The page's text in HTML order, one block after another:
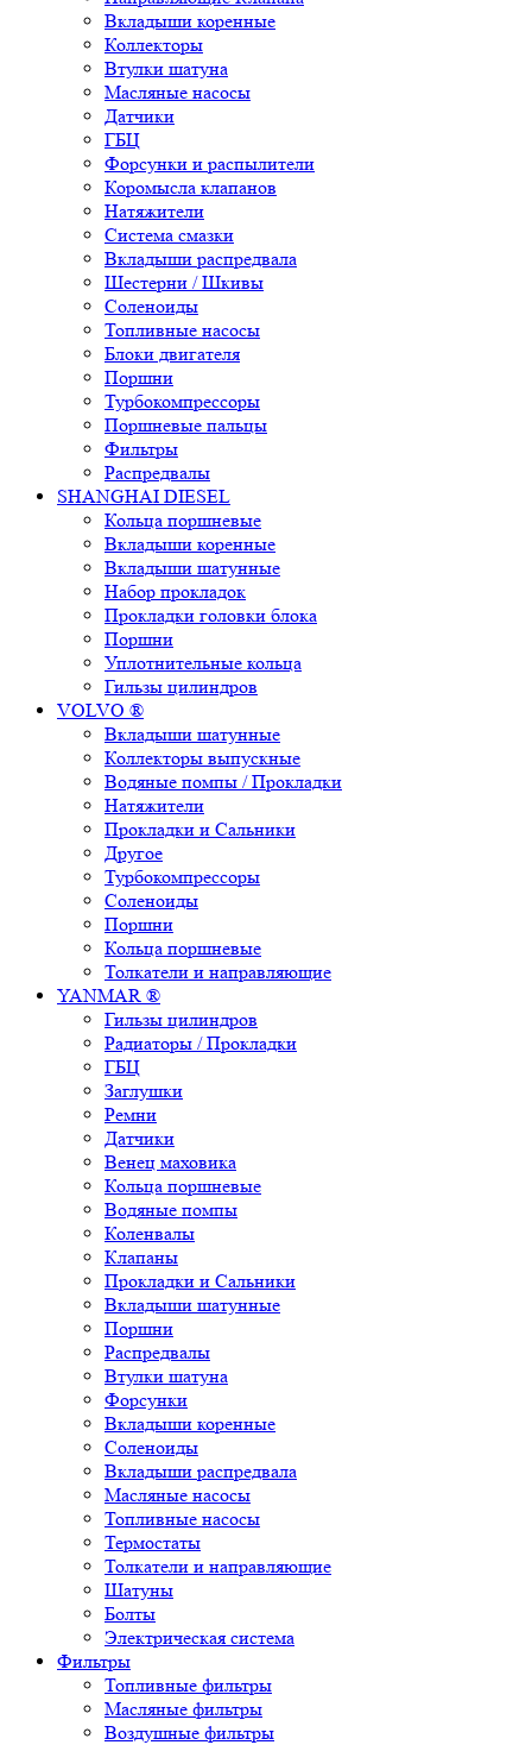
Вкладыши коренные
Коллекторы
Втулки шатуна
Масляные насосы
Датчики
ГБЦ
Форсунки и распылители
Коромысла клапанов
Натяжители
Система смазки
Вкладыши распредвала
Шестерни / Шкивы
Соленоиды
Топливные насосы
Блоки двигателя
Поршни
Турбокомпрессоры
Поршневые пальцы
Фильтры
Распредвалы
SHANGHAI DIESEL
Кольца поршневые
Вкладыши коренные
Вкладыши шатунные
Набор прокладок
Прокладки головки блока
Поршни
Уплотнительные кольца
Гильзы цилиндров
VOLVO ®
Вкладыши шатунные
Коллекторы выпускные
Водяные помпы / Прокладки
Натяжители
Прокладки и Сальники
Другое
Турбокомпрессоры
Соленоиды
Поршни
Кольца поршневые
Толкатели и направляющие
YANMAR ®
Гильзы цилиндров
Радиаторы / Прокладки
ГБЦ
Заглушки
Ремни
Датчики
Венец маховика
Кольца поршневые
Водяные помпы
Коленвалы
Клапаны
Прокладки и Сальники
Вкладыши шатунные
Поршни
Распредвалы
Втулки шатуна
Форсунки
Вкладыши коренные
Соленоиды
Вкладыши распредвала
Масляные насосы
Топливные насосы
Термостаты
Толкатели и направляющие
Шатуны
Болты
Электрическая система
Фильтры
Топливные фильтры
Масляные фильтры
Воздушные фильтры